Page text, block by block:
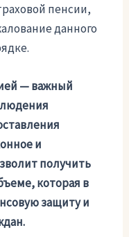
пенсии,
данного
— важный
и
получить
которая в
защиту и